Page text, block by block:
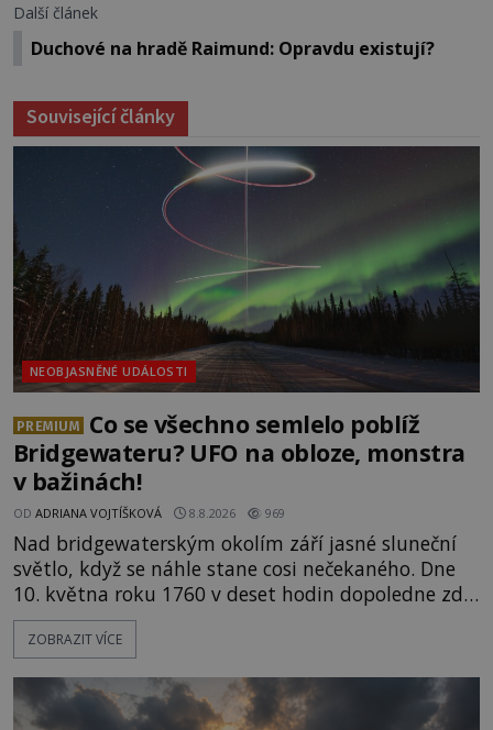
Další článek
Duchové na hradě Raimund: Opravdu existují?
Související články
NEOBJASNĚNÉ UDÁLOSTI
PREMIUM
Co se všechno semlelo poblíž
Bridgewateru? UFO na obloze, monstra
v bažinách!
OD ADRIANA VOJTÍŠKOVÁ 8.8.2026 969
Nad bridgewaterským okolím září jasné sluneční
světlo, když se náhle stane cosi nečekaného. Dne
10. května roku 1760 v deset hodin dopoledne zde
dojde k vůbec prvnímu historicky doloženému
přeletu UFO. Podle záznamů vyzařuje takové
jen o nějaký optický klam, nebo se zde skutečně
právě vznáší mimozemská loď
ZOBRAZIT VÍCE